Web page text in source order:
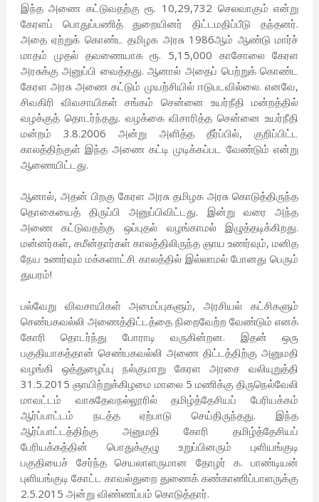
இந்த அணை கட்டுவதற்கு ரூ. 10,29,732 செலவாகும் என்று
கேரளப் பொதுப்பணித் துறையினர் திட்டமதிப்பீடு தந்தனர்.
அதை ஏற்றுக் கொண்ட தமிழக அரசு 1986ஆம் ஆண்டு மார்ச்
மாதம் முதல் தவணையாக ரூ. 5,15,000 காசோலை கேரள
அரசுக்கு அனுப்பி வைத்தது. ஆனால் அதைப் பெற்றுக் கொண்ட
கேரள அரசு அணை கட்டும் முயற்சியில் ஈடுபடவில்லை. எனவே,
சிவகிரி விவசாயிகள் சங்கம் சென்னை உயர்நீதி மன்றத்தில்
வழக்குத் தொடர்ந்தது. வழக்கை விசாரித்த சென்னை உயர்நீதி
மன்றம் 3.8.2006 அன்று அளித்த தீர்ப்பில், குறிப்பிட்ட
காலத்திற்குள் இந்த அணை கட்டி முடிக்கப்பட வேண்டும் என்று
ஆணையிட்டது.
ஆனால், அதன் பிறகு கேரள அரசு தமிழக அரசு கொடுத்திருந்த
தொகையைத் திருப்பி அனுப்பிவிட்டது. இன்று வரை அந்த
அணை கட்டுவதற்கு ஒப்புதல் வழங்காமல் இழுத்தடிக்கிறது.
மன்னர்கள், சமீன்தார்கள் காலத்திலிருந்த ஞாய உணர்வும், மனித
நேய உணர்வும் மக்களாட்சி காலத்தில் இல்லாமல் போனது பெரும்
துயரம்!
பல்வேறு விவசாயிகள் அமைப்புகளும், அரசியல் கட்சிகளும்
செண்பகவல்லி அணைத்திட்டத்தை நிறைவேற்ற வேண்டும் எனக்
கோரி தொடர்ந்து போராடி வருகின்றன. இதன் ஒரு
பகுதியாகத்தான் செண்பகவல்லி அணை திட்டத்திற்கு அனுமதி
வழங்கி ஒத்துழைப்பு நல்குமாறு கேரள அரசை வலியுறுத்தி
31.5.2015 ஞாயிற்றுக்கிழமை மாலை 5 மணிக்கு திருநெல்வேலி
மாவட்டம் வாசுதேவநல்லூரில் தமிழ்த்தேசியப் பேரியக்கம்
ஆர்ப்பாட்டம் நடத்த ஏற்பாடு செய்திருந்தது. இந்த
ஆர்ப்பாட்டத்திற்கு அனுமதி கோரி தமிழ்த்தேசியப்
பேரியக்கத்தின் பொதுக்குழு உறுப்பினரும் புளியங்குடி
பகுதியைச் சேர்ந்த செயலாளருமான தோழர் க. பாண்டியன்
புளியங்குடி கோட்ட காவல்துறை துணைக் கண்காணிப்பாளருக்கு
2.5.2015 அன்று விண்ணப்பம் கொடுத்தார்.